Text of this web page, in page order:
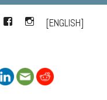
FACEBOOKINSTAGRAM
[ENGLISH]